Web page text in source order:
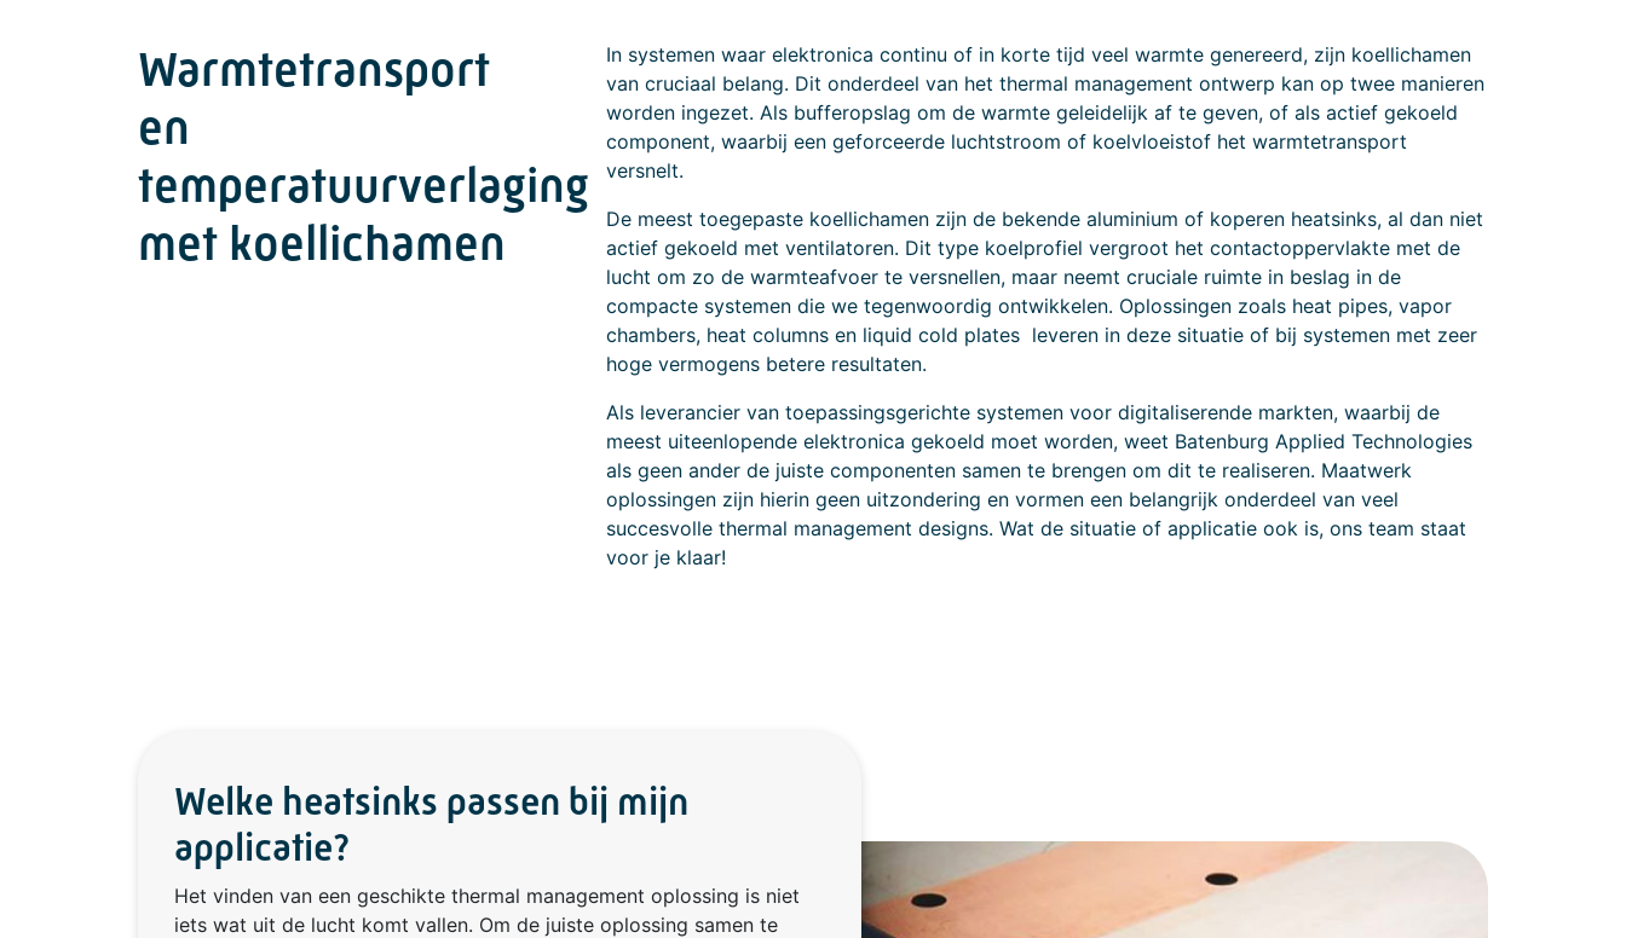
Warmtetransport
en
temperatuurverlaging
met koellichamen
In systemen waar elektronica continu of in korte tijd veel warmte genereerd, zijn koellichamen
van cruciaal belang. Dit onderdeel van het thermal management ontwerp kan op twee manieren
worden ingezet. Als bufferopslag om de warmte geleidelijk af te geven, of als actief gekoeld
component, waarbij een geforceerde luchtstroom of koelvloeistof het warmtetransport
versnelt.
De meest toegepaste koellichamen zijn de bekende aluminium of koperen heatsinks, al dan niet
actief gekoeld met ventilatoren. Dit type koelprofiel vergroot het contactoppervlakte met de
lucht om zo de warmteafvoer te versnellen, maar neemt cruciale ruimte in beslag in de
compacte systemen die we tegenwoordig ontwikkelen. Oplossingen zoals heat pipes, vapor
chambers, heat columns en liquid cold plates leveren in deze situatie of bij systemen met zeer
hoge vermogens betere resultaten.
Als leverancier van toepassingsgerichte systemen voor digitaliserende markten, waarbij de
meest uiteenlopende elektronica gekoeld moet worden, weet Batenburg Applied Technologies
als geen ander de juiste componenten samen te brengen om dit te realiseren. Maatwerk
oplossingen zijn hierin geen uitzondering en vormen een belangrijk onderdeel van veel
succesvolle thermal management designs. Wat de situatie of applicatie ook is, ons team staat
voor je klaar!
Welke heatsinks passen bij mijn
applicatie?
Het vinden van een geschikte thermal management oplossing is niet
iets wat uit de lucht komt vallen. Om de juiste oplossing samen te